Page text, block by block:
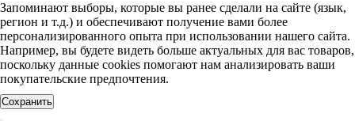
Запоминают выборы, которые вы ранее сделали на сайте (язык,
регион и т.д.) и обеспечивают получение вами более
персонализированного опыта при использовании нашего сайта.
Например, вы будете видеть больше актуальных для вас товаров,
поскольку данные cookies помогают нам анализировать ваши
покупательские предпочтения.
Сохранить